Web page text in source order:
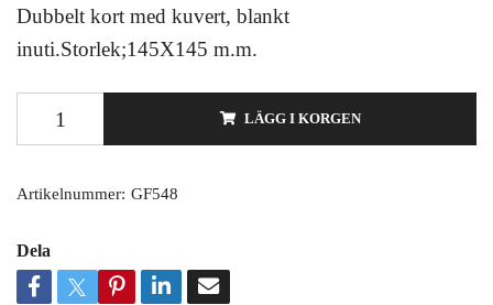
Dubbelt kort med kuvert, blankt
inuti.Storlek;145X145 m.m.
LÄGG I KORGEN
Artikelnummer: GF548
Dela